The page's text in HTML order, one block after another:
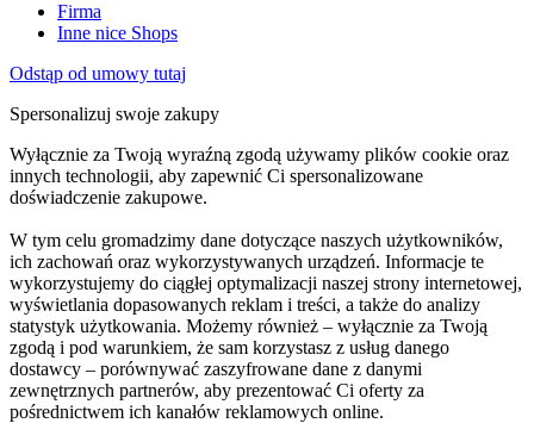
Firma
Inne nice Shops
Odstąp od umowy tutaj
Spersonalizuj swoje zakupy
Wyłącznie za Twoją wyraźną zgodą używamy plików cookie oraz
innych technologii, aby zapewnić Ci spersonalizowane
doświadczenie zakupowe.
W tym celu gromadzimy dane dotyczące naszych użytkowników,
ich zachowań oraz wykorzystywanych urządzeń. Informacje te
wykorzystujemy do ciągłej optymalizacji naszej strony internetowej,
wyświetlania dopasowanych reklam i treści, a także do analizy
statystyk użytkowania. Możemy również – wyłącznie za Twoją
zgodą i pod warunkiem, że sam korzystasz z usług danego
dostawcy – porównywać zaszyfrowane dane z danymi
zewnętrznych partnerów, aby prezentować Ci oferty za
pośrednictwem ich kanałów reklamowych online.